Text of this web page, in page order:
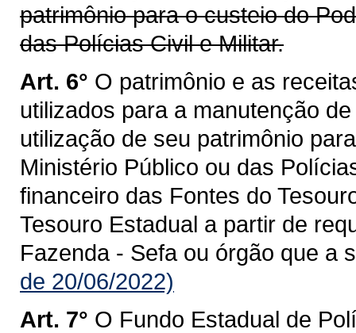
patrimônio para o custeio do
das Polícias Civil e Militar.
Art. 6° O patrimônio e as
utilizados para a manutenção
utilização de seu patrimônio
Ministério Público ou das
financeiro das Fontes do
Tesouro Estadual a partir de
Fazenda - Sefa ou órgão que a
de 20/06/2022)
Art. 7° O Fundo Estadual de